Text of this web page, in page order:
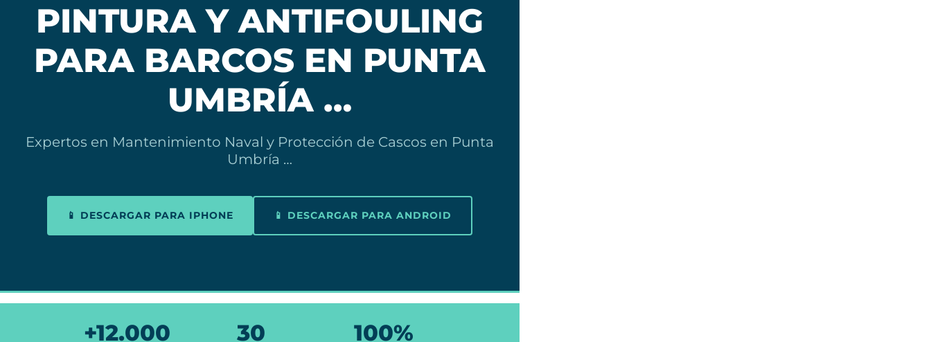
PINTURA Y ANTIFOULING
PARA BARCOS EN PUNTA
UMBRÍA …
Expertos en Mantenimiento Naval y Protección de Cascos en Punta
Umbría …
📱 DESCARGAR PARA IPHONE 📱 DESCARGAR PARA ANDROID
+12.000 30 100%